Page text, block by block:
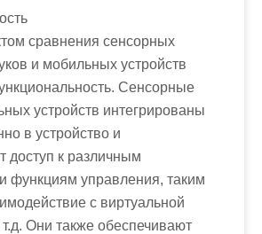
сравнения сенсорных
и мобильных устройств
Сенсорные
устройств интегрированы
в устройство и
доступ к различным
функциям управления, таким
с виртуальной
Они также обеспечивают